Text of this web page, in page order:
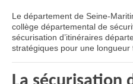
Le département de Seine-
collège départemental de
sécurisation d’itinéraires
stratégiques pour une longueur